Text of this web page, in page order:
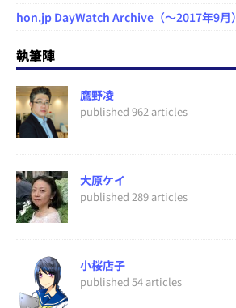
hon.jp DayWatch Archive（～2017年9月）
執筆陣
鷹野凌
published 962 articles
大原ケイ
published 289 articles
小桜店子
published 54 articles